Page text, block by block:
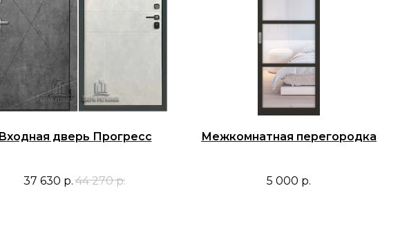
Входная дверь Прогресс
37 630 р. 44 270 р.
Межкомнатная перегородка
5 000 р.